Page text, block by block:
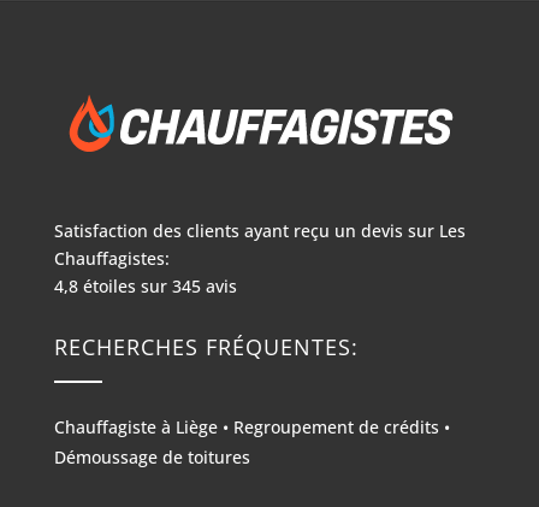
Satisfaction des clients ayant reçu un devis sur Les
Chauffagistes:
4,8étoiles sur 345avis
RECHERCHES FRÉQUENTES:
Chauffagiste à Liège• Regroupement de crédits •
Démoussage de toitures